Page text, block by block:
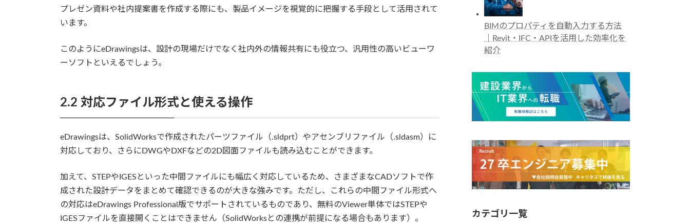
プレゼン資料や社内提案書を作成する際にも、製品イメージを視覚的に把握する手段として活用されて
います。
このようにeDrawingsは、設計の現場だけでなく社内外の情報共有にも役立つ、汎用性の高いビューワ
ーソフトといえるでしょう。
2.2 対応ファイル形式と使える操作
eDrawingsは、SolidWorksで作成されたパーツファイル（.sldprt）やアセンブリファイル（.sldasm）に
対応しており、さらにDWGやDXFなどの2D図面ファイルも読み込むことができます。
加えて、STEPやIGESといった中間ファイルにも幅広く対応しているため、さまざまなCADソフトで作
成された設計データをまとめて確認できるのが大きな強みです。ただし、これらの中間ファイル形式へ
の対応はeDrawings Professional版でサポートされているものであり、無料のViewer単体ではSTEPや
IGESファイルを直接開くことはできません（SolidWorksとの連携が前提になる場合もあります）。
BIMのプロパティを自動入力する方法
｜Revit・IFC・APIを活用した効率化を
紹介
カテゴリ一覧